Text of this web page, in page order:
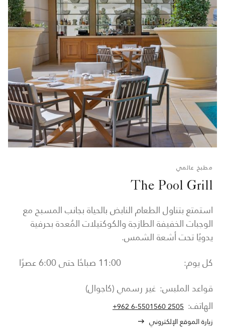
مطبخ عالمي
The Pool Grill
استمتع بتناول الطعام النابض بالحياة بجانب المسبح مع
الوجبات الخفيفة الطازجة والكوكتيلات المُعدة بحرفية
يدويًا تحت أشعة الشمس.
كل يوم:
11:00 صباحًا حتى 6:00 عصرًا
قواعد الملبس: غير رسمي (كاجوال)
الهاتف: +962 6-5501560 2505
زيارة الموقع الإلكتروني